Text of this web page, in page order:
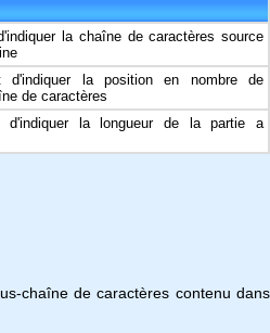
la chaîne de caractères source
d'indiquer la position en nombre de
de caractères
d'indiquer la longueur de la partie a
chaîne de caractères contenu dans